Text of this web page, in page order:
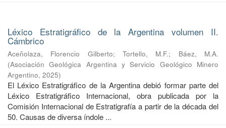
Léxico Estratigráfico de la Argentina volumen II.
Cámbrico
Aceñolaza, Florencio Gilberto;Tortello, M.F.; Báez, M.A.
(Asociación Geológica Argentina y Servicio Geológico Minero
Argentino, 2025)
El Léxico Estratigráfico de la Argentina debió formar parte del
Léxico Estratigráfico Internacional, obra publicada por la
Comisión Internacional de Estratigrafía a partir de la década del
50. Causas de diversa índole ...